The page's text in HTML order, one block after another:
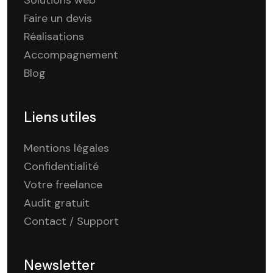
Faire un devis
Réalisations
Accompagnement
Blog
Liens utiles
Mentions légales
Confidentialité
Votre freelance
Audit gratuit
Contact / Support
Newsletter